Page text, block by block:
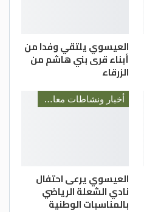
العيسوي يلتقي وفدا من
أبناء قرى بني هاشم من
الزرقاء
أخبار ونشاطات معالي رئيس الديوان الملكي السيد يوسف العيسوي
العيسوي يرعى احتفال
نادي الشعلة الرياضي
بالمناسبات الوطنية